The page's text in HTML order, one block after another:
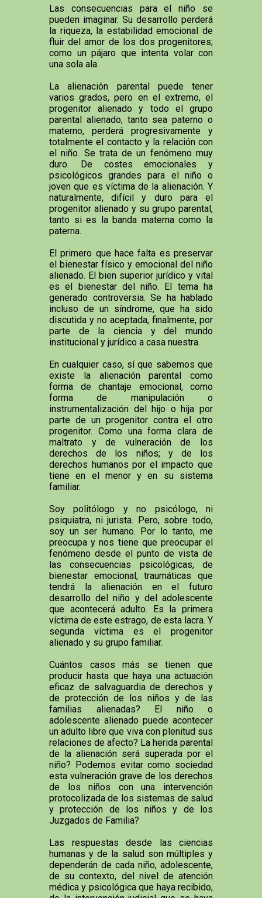
Las consecuencias para el niño se
pueden imaginar. Su desarrollo perderá
la riqueza, la estabilidad emocional de
fluir del amor de los dos progenitores;
como un pájaro que intenta volar con
una sola ala.
La alienación parental puede tener
varios grados, pero en el extremo, el
progenitor alienado y todo el grupo
parental alienado, tanto sea paterno o
materno, perderá progresivamente y
totalmente el contacto y la relación con
el niño. Se trata de un fenómeno muy
duro. De costes emocionales y
psicológicos grandes para el niño o
joven que es víctima de la alienación. Y
naturalmente, difícil y duro para el
progenitor alienado y su grupo parental,
tanto si es la banda materna como la
paterna.
El primero que hace falta es preservar
el bienestar físico y emocional del niño
alienado. El bien superior jurídico y vital
es el bienestar del niño. El tema ha
generado controversia. Se ha hablado
incluso de un síndrome, que ha sido
discutida y no aceptada, finalmente, por
parte de la ciencia y del mundo
institucional y jurídico a casa nuestra.
En cualquier caso, sí que sabemos que
existe la alienación parental como
forma de chantaje emocional, como
forma de manipulación o
instrumentalización del hijo o hija por
parte de un progenitor contra el otro
progenitor. Como una forma clara de
maltrato y de vulneración de los
derechos de los niños; y de los
derechos humanos por el impacto que
tiene en el menor y en su sistema
familiar.
Soy politólogo y no psicólogo, ni
psiquiatra, ni jurista. Pero, sobre todo,
soy un ser humano. Por lo tanto, me
preocupa y nos tiene que preocupar el
fenómeno desde el punto de vista de
las consecuencias psicológicas, de
bienestar emocional, traumáticas que
tendrá la alienación en el futuro
desarrollo del niño y del adolescente
que acontecerá adulto. Es la primera
víctima de este estrago, de esta lacra. Y
segunda víctima es el progenitor
alienado y su grupo familiar.
Cuántos casos más se tienen que
producir hasta que haya una actuación
eficaz de salvaguardia de derechos y
de protección de los niños y de las
familias alienadas? El niño o
adolescente alienado puede acontecer
un adulto libre que viva con plenitud sus
relaciones de afecto? La herida parental
de la alienación será superada por el
niño? Podemos evitar como sociedad
esta vulneración grave de los derechos
de los niños con una intervención
protocolizada de los sistemas de salud
y protección de los niños y de los
Juzgados de Familia?
Las respuestas desde las ciencias
humanas y de la salud son múltiples y
dependerán de cada niño, adolescente,
de su contexto, del nivel de atención
médica y psicológica que haya recibido,